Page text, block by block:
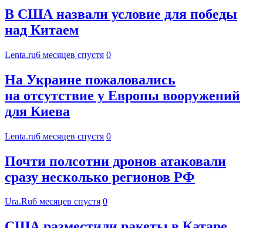
В США назвали условие для победы
над Китаем
Lenta.ru6 месяцев спустя 0
На Украине пожаловались
на отсутствие у Европы вооружений
для Киева
Lenta.ru6 месяцев спустя 0
Почти полсотни дронов атаковали
сразу несколько регионов РФ
Ura.Ru6 месяцев спустя 0